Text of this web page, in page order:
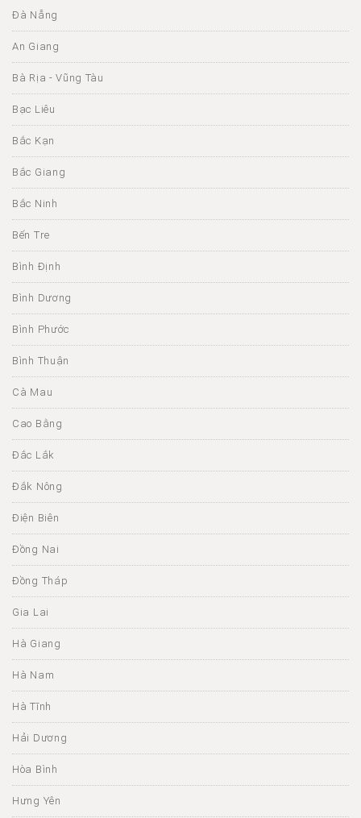
Đà Nẵng
An Giang
Bà Rịa - Vũng Tàu
Bạc Liêu
Bắc Kạn
Bắc Giang
Bắc Ninh
Bến Tre
Bình Định
Bình Dương
Bình Phước
Bình Thuận
Cà Mau
Cao Bằng
Đắc Lắk
Đắk Nông
Điện Biên
Đồng Nai
Đồng Tháp
Gia Lai
Hà Giang
Hà Nam
Hà Tĩnh
Hải Dương
Hòa Bình
Hưng Yên